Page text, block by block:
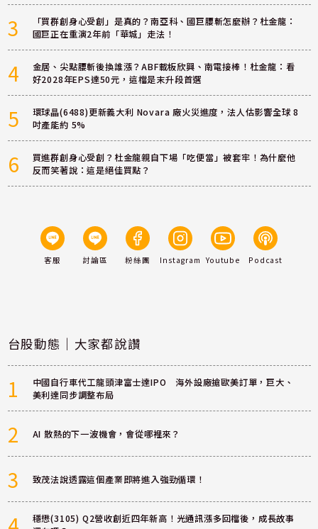
3
「買群創身心受創」是真的？南亞科、國巨腰斬怎麼辦？杜金龍：
國巨正在重演2年前「華城」走法！
4
金居、尖點腰斬後換誰漲？ABF載板欣興、南電接棒！杜金龍：看
好2028年EPS達50元，這檔是末升段首選
5
環球晶(6488)更新義大利 Novara 廠火災進度，法人估影響全球 8
吋產能約 5%
6
買進群創身心受創？杜金龍親自下場「吃便當」被套牢！為什麼他
反而笑著說：這是絕佳買點？
客服 討論區 粉絲團 Instagram Youtube Podcast
台股動態｜大家都說讚
1
中國自行車代工龍頭津富士達IPO 海外設廠搶歐美訂單，巨大、
美利達同步調整布局
2 AI 散熱的下一波機會，會從哪裡來？
3 致茂法說透露這個產業即將進入強勁循環！
穩懋(3105) Q2營收創近四年新高！光通訊漲多回檔後，成長故事